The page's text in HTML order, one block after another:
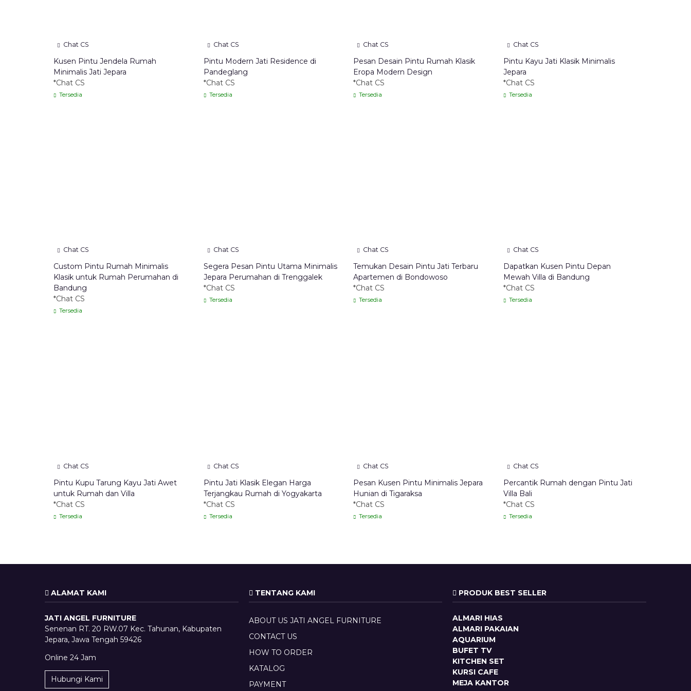
Chat CS
Kusen Pintu Jendela Rumah
Minimalis Jati Jepara
*Chat CS
Tersedia
Chat CS
Pintu Modern Jati Residence di
Pandeglang
*Chat CS
Tersedia
Chat CS
Pesan Desain Pintu Rumah Klasik
Eropa Modern Design
*Chat CS
Tersedia
Chat CS
Pintu Kayu Jati Klasik Minimalis
Jepara
*Chat CS
Tersedia
Chat CS
Custom Pintu Rumah Minimalis
Klasik untuk Rumah Perumahan di
Bandung
*Chat CS
Tersedia
Chat CS
Segera Pesan Pintu Utama Minimalis
Jepara Perumahan di Trenggalek
*Chat CS
Tersedia
Chat CS
Temukan Desain Pintu Jati Terbaru
Apartemen di Bondowoso
*Chat CS
Tersedia
Chat CS
Dapatkan Kusen Pintu Depan
Mewah Villa di Bandung
*Chat CS
Tersedia
Chat CS
Pintu Kupu Tarung Kayu Jati Awet
untuk Rumah dan Villa
*Chat CS
Tersedia
Chat CS
Pintu Jati Klasik Elegan Harga
Terjangkau Rumah di Yogyakarta
*Chat CS
Tersedia
Chat CS
Pesan Kusen Pintu Minimalis Jepara
Hunian di Tigaraksa
*Chat CS
Tersedia
Chat CS
Percantik Rumah dengan Pintu Jati
Villa Bali
*Chat CS
Tersedia
ALAMAT KAMI
JATI ANGEL FURNITURE
Senenan RT. 20 RW.07 Kec. Tahunan, Kabupaten
Jepara, Jawa Tengah 59426
Online 24 Jam
Hubungi Kami
TENTANG KAMI
ABOUT US JATI ANGEL FURNITURE
CONTACT US
HOW TO ORDER
KATALOG
PAYMENT
PRODUK BEST SELLER
ALMARI HIAS
ALMARI PAKAIAN
AQUARIUM
BUFET TV
KITCHEN SET
KURSI CAFE
MEJA KANTOR